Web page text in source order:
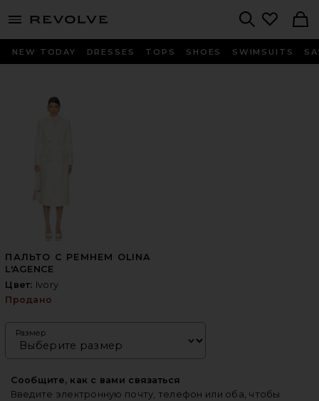
menu - shows more content
NEW TODAY DRESSES TOPS SHOES SWIMSUITS
ПАЛЬТО С РЕМНЕМ OLINA
L'AGENCE
Цвет: Ivory
Продано
Размер
Сообщите, как с вами связаться
Введите электронную почту, телефон или оба, чтобы